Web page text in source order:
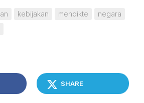
kebijakan mendikte
negara
SHARE